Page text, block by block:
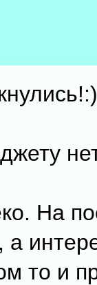
На
то и